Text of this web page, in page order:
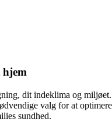
hjem
dit indeklima og
valg for at
sundhed.